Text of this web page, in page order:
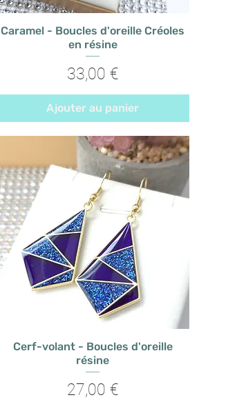
Caramel - Boucles d'oreille Créoles
en résine
Prix
33,00 €
Ajouter au panier
Cerf-volant - Boucles d'oreille
résine
Prix
27,00 €